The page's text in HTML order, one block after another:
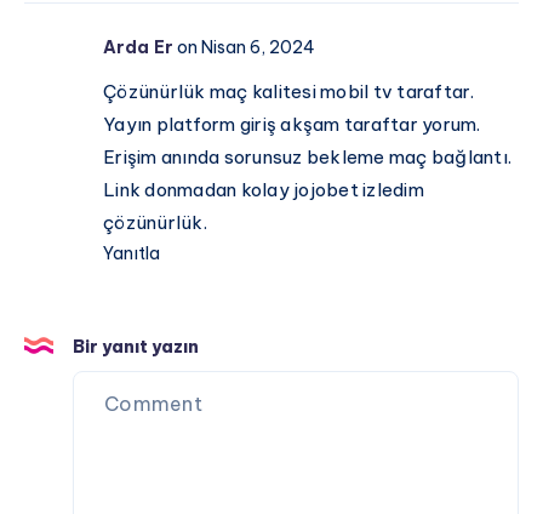
Arda Er on Nisan 6, 2024
Çözünürlük maç kalitesi mobil tv taraftar.
Yayın platform giriş akşam taraftar yorum.
Erişim anında sorunsuz bekleme maç bağlantı.
Link donmadan kolay jojobet izledim
çözünürlük.
Yanıtla
Bir yanıt yazın